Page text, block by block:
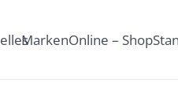
MarkenOnline – Shop